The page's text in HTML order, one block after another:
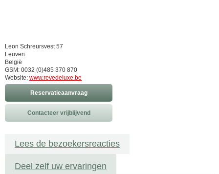
Leon Schreursvest 57
Leuven
België
GSM: 0032 (0)485 370 870
Website: www.revedeluxe.be
Reservatieaanvraag
Contacteer vrijblijvend
Lees de bezoekersreacties
Deel zelf uw ervaringen